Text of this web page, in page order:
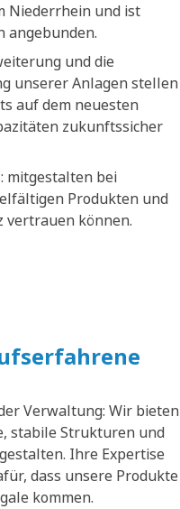
Niederrhein und ist
angebunden.
und die
unserer Anlagen stellen
auf dem neuesten
zukunftssicher
mitgestalten bei
Produkten und
vertrauen können.
Verwaltung: Wir bieten
stabile Strukturen und
Ihre Expertise
dass unsere Produkte
kommen.